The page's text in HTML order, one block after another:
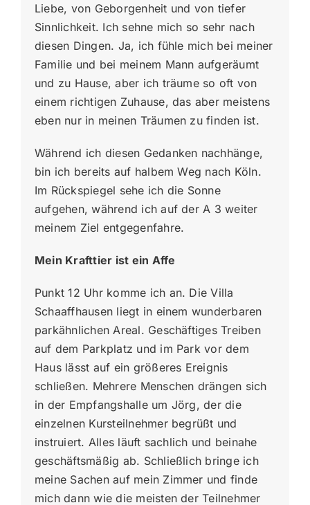
Liebe, von Geborgenheit und von tiefer
Sinnlichkeit. Ich sehne mich so sehr nach
diesen Dingen. Ja, ich fühle mich bei meiner
Familie und bei meinem Mann aufgeräumt
und zu Hause, aber ich träume so oft von
einem richtigen Zuhause, das aber meistens
eben nur in meinen Träumen zu finden ist.
Während ich diesen Gedanken nachhänge,
bin ich bereits auf halbem Weg nach Köln.
Im Rückspiegel sehe ich die Sonne
aufgehen, während ich auf der A 3 weiter
meinem Ziel entgegenfahre.
Mein Krafttier ist ein Affe
Punkt 12 Uhr komme ich an. Die Villa
Schaaffhausen liegt in einem wunderbaren
parkähnlichen Areal. Geschäftiges Treiben
auf dem Parkplatz und im Park vor dem
Haus lässt auf ein größeres Ereignis
schließen. Mehrere Menschen drängen sich
in der Empfangshalle um Jörg, der die
einzelnen Kursteilnehmer begrüßt und
instruiert. Alles läuft sachlich und beinahe
geschäftsmäßig ab. Schließlich bringe ich
meine Sachen auf mein Zimmer und finde
mich dann wie die meisten der Teilnehmer